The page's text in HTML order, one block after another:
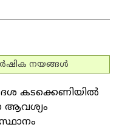
നയങ്ങള്‍
കടക്കെണിയില്‍
ആവശ്യം